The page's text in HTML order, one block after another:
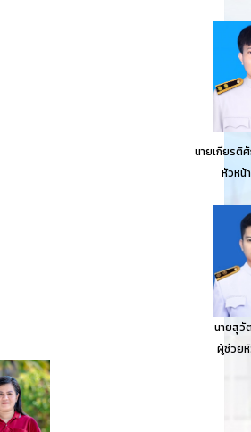
นายเกียรติ
หัวหน้
นายสุ
ผู้ช่วย